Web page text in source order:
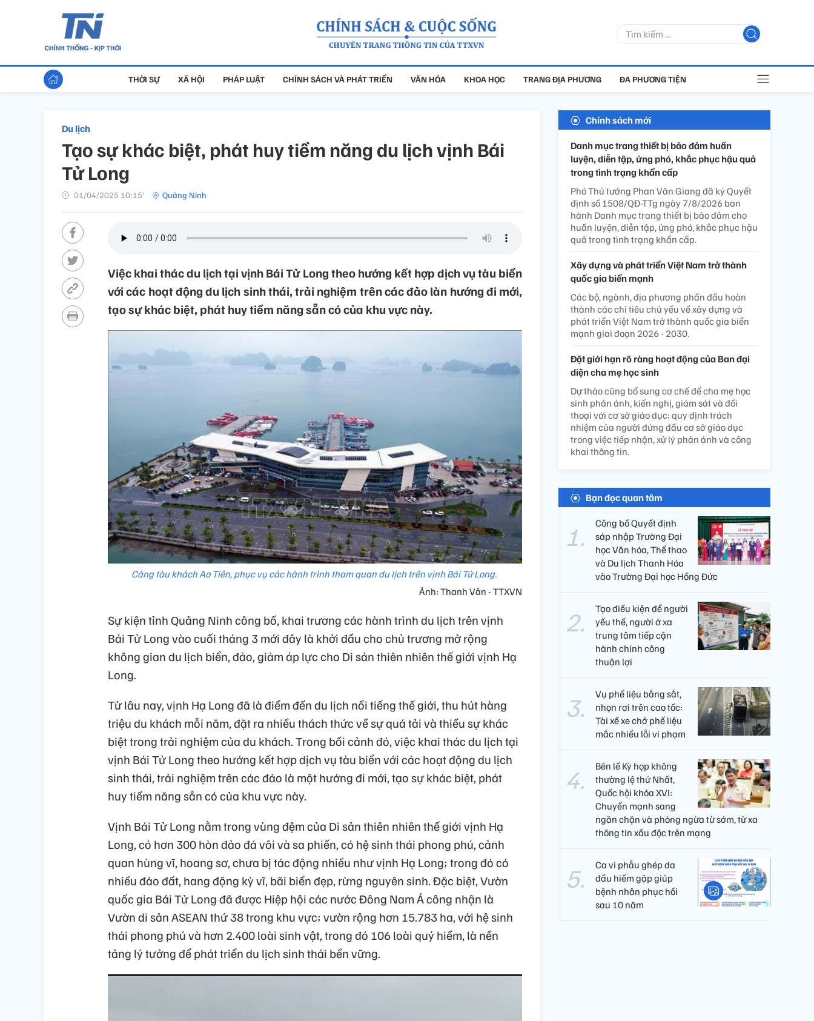
THỜI SỰ XÃ HỘI PHÁP LUẬT CHÍNH SÁCH VÀ PHÁT TRIỂN VĂN HÓA KHOA HỌC TRANG ĐỊA PHƯƠNG ĐA PHƯƠNG TIỆN
Du lịch
Tạo sự khác biệt, phát huy tiềm năng du lịch vịnh Bái
Tử Long
01/04/2025 10:15’ Quảng Ninh
Việc khai thác du lịch tại vịnh Bái Tử Long theo hướng kết hợp dịch vụ tàu biển
với các hoạt động du lịch sinh thái, trải nghiệm trên các đảo làn hướng đi mới,
tạo sự khác biệt, phát huy tiềm năng sẵn có của khu vực này.
Cảng tàu khách Ao Tiên, phục vụ các hành trình tham quan du lịch trên vịnh Bái Tử Long.
Ảnh: Thanh Vân - TTXVN
Sự kiện tỉnh Quảng Ninh công bố, khai trương các hành trình du lịch trên vịnh
Bái Tử Long vào cuối tháng 3 mới đây là khởi đầu cho chủ trương mở rộng
không gian du lịch biển, đảo, giảm áp lực cho Di sản thiên nhiên thế giới vịnh Hạ
Long.
Từ lâu nay, vịnh Hạ Long đã là điểm đến du lịch nổi tiếng thế giới, thu hút hàng
triệu du khách mỗi năm, đặt ra nhiều thách thức về sự quá tải và thiếu sự khác
biệt trong trải nghiệm của du khách. Trong bối cảnh đó, việc khai thác du lịch tại
vịnh Bái Tử Long theo hướng kết hợp dịch vụ tàu biển với các hoạt động du lịch
sinh thái, trải nghiệm trên các đảo là một hướng đi mới, tạo sự khác biệt, phát
huy tiềm năng sẵn có của khu vực này.
Vịnh Bái Tử Long nằm trong vùng đệm của Di sản thiên nhiên thế giới vịnh Hạ
Long, có hơn 300 hòn đảo đá vôi và sa phiến, có hệ sinh thái phong phú, cảnh
quan hùng vĩ, hoang sơ, chưa bị tác động nhiều như vịnh Hạ Long; trong đó có
nhiều đảo đất, hang động kỳ vĩ, bãi biển đẹp, rừng nguyên sinh. Đặc biệt, Vườn
quốc gia Bái Tử Long đã được Hiệp hội các nước Đông Nam Á công nhận là
Vườn di sản ASEAN thứ 38 trong khu vực; vườn rộng hơn 15.783 ha, với hệ sinh
thái phong phú và hơn 2.400 loài sinh vật, trong đó 106 loài quý hiếm, là nền
tảng lý tưởng để phát triển du lịch sinh thái bền vững.
Chính sách mới
Danh mục trang thiết bị bảo đảm huấn
luyện, diễn tập, ứng phó, khắc phục hậu quả
trong tình trạng khẩn cấp
Phó Thủ tướng Phan Văn Giang đã ký Quyết
định số 1508/QĐ-TTg ngày 7/8/2026 ban
hành Danh mục trang thiết bị bảo đảm cho
huấn luyện, diễn tập, ứng phó, khắc phục hậu
quả trong tình trạng khẩn cấp.
Xây dựng và phát triển Việt Nam trở thành
quốc gia biển mạnh
Các bộ, ngành, địa phương phấn đấu hoàn
thành các chỉ tiêu chủ yếu về xây dựng và
phát triển Việt Nam trở thành quốc gia biển
mạnh giai đoạn 2026 - 2030.
Đặt giới hạn rõ ràng hoạt động của Ban đại
diện cha mẹ học sinh
Dự thảo cũng bổ sung cơ chế để cha mẹ học
sinh phản ánh, kiến nghị, giám sát và đối
thoại với cơ sở giáo dục; quy định trách
nhiệm của người đứng đầu cơ sở giáo dục
trong việc tiếp nhận, xử lý phản ánh và công
khai thông tin.
Bạn đọc quan tâm
Công bố Quyết định
sáp nhập Trường Đại
học Văn hóa, Thể thao
và Du lịch Thanh Hóa
vào Trường Đại học Hồng Đức
Tạo điều kiện để người
yếu thế, người ở xa
trung tâm tiếp cận
hành chính công
thuận lợi
Vụ phế liệu bằng sắt,
nhọn rơi trên cao tốc:
Tài xế xe chở phế liệu
mắc nhiều lỗi vi phạm
Bên lề Kỳ họp không
thường lệ thứ Nhất,
Quốc hội khóa XVI:
Chuyển mạnh sang
ngăn chặn và phòng ngừa từ sớm, từ xa
thông tin xấu độc trên mạng
Ca vi phẫu ghép da
đầu hiếm gặp giúp
bệnh nhân phục hồi
sau 10 năm